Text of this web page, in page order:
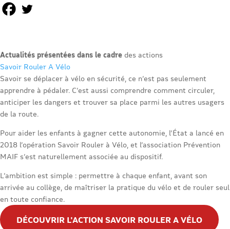
Actualités présentées dans le cadre des actions
Savoir Rouler A Vélo
Savoir se déplacer à vélo en sécurité, ce n’est pas seulement
apprendre à pédaler. C’est aussi comprendre comment circuler,
anticiper les dangers et trouver sa place parmi les autres usagers
de la route.
Pour aider les enfants à gagner cette autonomie, l’État a lancé en
2018 l’opération Savoir Rouler à Vélo, et l’association Prévention
MAIF s’est naturellement associée au dispositif.
L’ambition est simple : permettre à chaque enfant, avant son
arrivée au collège, de maîtriser la pratique du vélo et de rouler seul
en toute confiance.
DÉCOUVRIR L'ACTION SAVOIR ROULER A VÉLO